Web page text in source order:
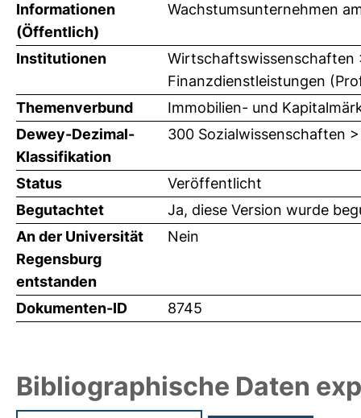
Informationen
(Öffentlich)
Wachstumsunternehmen
Institutionen
Finanzdienstleistungen
Themenverbund
Immobilien- und
Dewey-Dezimal-
Klassifikation
300 Sozialwissenschaften
Status
Veröffentlicht
Begutachtet
Ja, diese Version wurde
An der Universität
Regensburg
entstanden
Nein
Dokumenten-ID 8745
Bibliographische Daten